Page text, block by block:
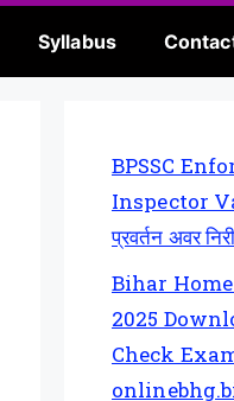
Syllabus
BPSSC
Inspector
प्रवर्तन अवर
Bihar
2025
Check